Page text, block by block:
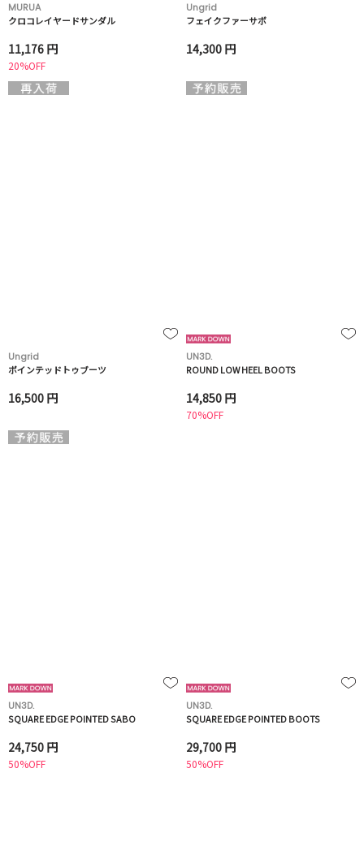
MURUA
クロコレイヤードサンダル
11,176 円
20%OFF
Ungrid
フェイクファーサボ
14,300 円
Ungrid
ポインテッドトゥブーツ
16,500 円
UN3D.
ROUND LOW HEEL BOOTS
14,850 円
70%OFF
UN3D.
SQUARE EDGE POINTED SABO
24,750 円
50%OFF
UN3D.
SQUARE EDGE POINTED BOOTS
29,700 円
50%OFF